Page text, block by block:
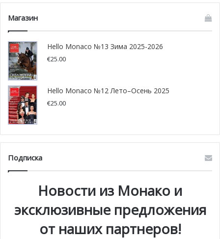
Идзу, поясняет: «Понимание ингредиентов каждого
принимают участие в создании правильной еды, и мы
относимся к ним с подобающим уважением, как к
Магазин
Hello Monaco №13 Зима 2025-2026
€25.00
Hello Monaco №12 Лето–Осень 2025
€25.00
Подписка
Новости из Монако и
эксклюзивные предложения
от наших партнеров!